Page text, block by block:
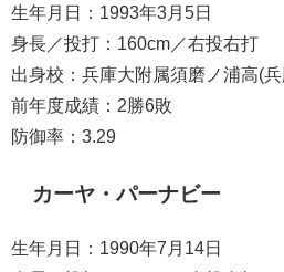
生年月日：1993年3月5日
身長／投打：160cm／右投右打
出身校：兵庫大附属須磨ノ浦高(
前年度成績：2勝6敗
防御率：3.29
カーヤ・パーナビー
生年月日：1990年7月14日